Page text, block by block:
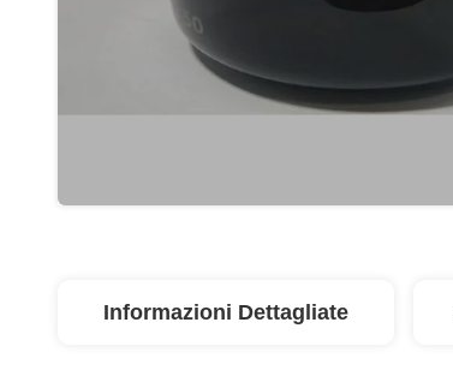
Informazioni Dettagliate